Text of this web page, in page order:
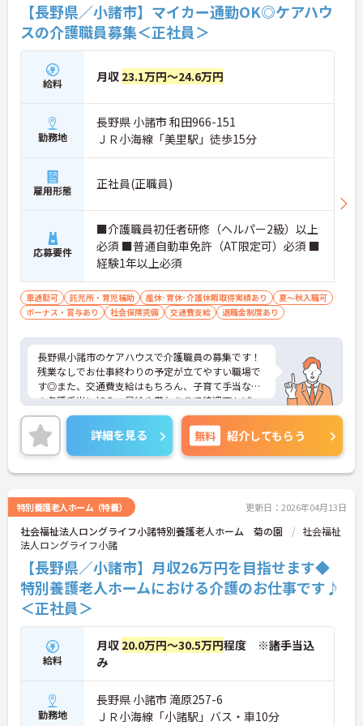
【長野県／小諸市】マイカー通勤OK◎ケアハウ
スの介護職員募集＜正社員＞
給料 月収 23.1万円～24.6万円
勤務地
長野県 小諸市 和田966-151
ＪＲ小海線「美里駅」徒歩15分
雇用形態 正社員(正職員)
応募要件
■介護職員初任者研修（ヘルパー2級）以上
必須 ■普通自動車免許（AT限定可）必須 ■
経験1年以上必須
車通勤可 託児所・育児補助 産休･育休･介護休暇取得実績あり
夏～秋入職可
ボーナス・賞与あり
社会保険完備 交通費支給 退職金制度あり
長野県小諸市のケアハウスで介護職員の募集です！
残業なしでお仕事終わりの予定が立てやすい職場で
す◎また、交通費支給はもちろん、子育て手当など
の各種手当に加え、昇給や賞与ありで待遇面もばっ
ちり！あなたの頑張りがしっかり評価される職場で
す♪ご興味のある方は面接ポイントをお伝えします
ので、お気軽にご相談ください！
詳細を見る 無料 紹介してもらう
特別養護老人ホーム（特養） 更新日：2026年04月13日
社会福祉法人ロングライフ小諸特別養護老人ホーム 菊の園
社会福祉
法人ロングライフ小諸
【長野県／小諸市】月収26万円を目指せます◆
特別養護老人ホームにおける介護のお仕事です♪
＜正社員＞
給料
月収 20.0万円～30.5万円程度 ※諸手当込
み
勤務地
長野県 小諸市 滝原257-6
ＪＲ小海線「小諸駅」バス・車10分